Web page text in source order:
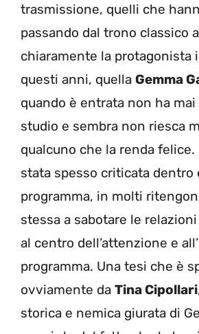
trasmissione, quelli che
passando dal trono classico
chiaramente la protagonista
questi anni, quella Gemma
quando è entrata non ha
studio e sembra non riesca
qualcuno che la renda
stata spesso criticata dentro
programma, in molti
stessa a sabotare le
al centro dell’attenzione e
programma. Una tesi che è
ovviamente da Tina Cipollari
storica e nemica giurata di